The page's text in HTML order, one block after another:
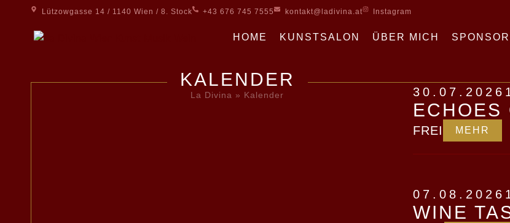
Lützowgasse 14 / 1140 Wien / 8. Stock +43 676 745 7555 kontakt@ladivina.at Instagram
HOME KUNSTSALON ÜBER MICH
KALENDER
La Divina » Kalender 30.07.2026
ECHOES
FREI MEHR
07.08.2026
WINE